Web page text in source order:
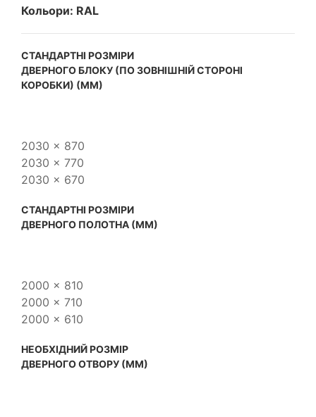
Кольори: RAL
CТАНДАРТНІ РОЗМІРИ
ДВЕРНОГО БЛОКУ (ПО ЗОВНІШНІЙ СТОРОНІ
КОРОБКИ) (ММ)
2030 x 870
2030 x 770
2030 x 670
CТАНДАРТНІ РОЗМІРИ
ДВЕРНОГО ПОЛОТНА (ММ)
2000 x 810
2000 x 710
2000 x 610
НЕОБХІДНИЙ РОЗМІР
ДВЕРНОГО ОТВОРУ (ММ)